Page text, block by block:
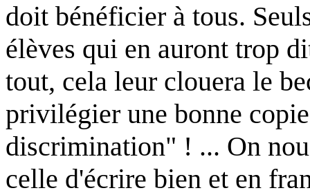
doit bénéficier à tous.
élèves qui en auront trop
tout, cela leur clouera le
privilégier une bonne
discrimination" ! ... On
celle d'écrire bien et en